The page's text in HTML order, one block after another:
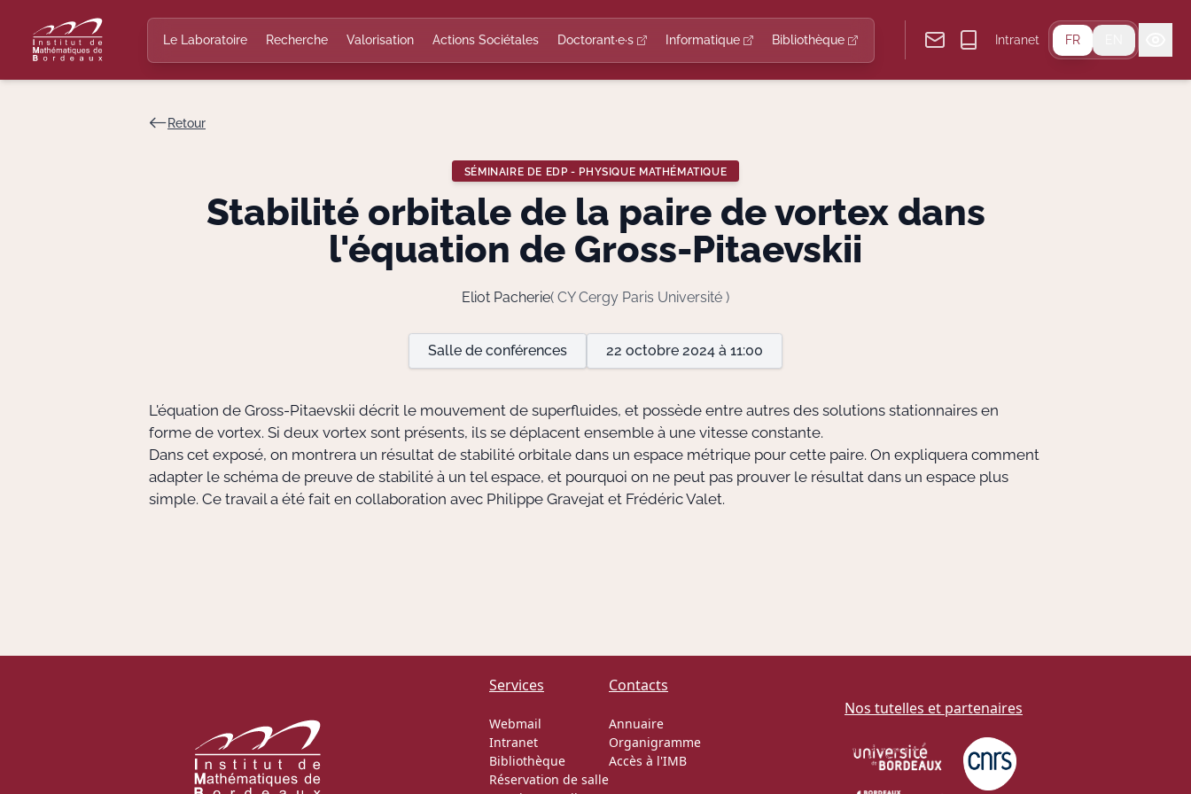
Le Laboratoire Recherche Valorisation Actions Sociétales Doctorant·e·s Informatique Bibliothèque Intranet FR
Retour
SÉMINAIRE DE EDP - PHYSIQUE MATHÉMATIQUE
Stabilité orbitale de la paire de vortex dans
l'équation de Gross-Pitaevskii
Eliot Pacherie( CY Cergy Paris Université )
Salle de conférences 22 octobre 2024 à 11:00
L'équation de Gross-Pitaevskii décrit le mouvement de superfluides, et possède entre autres des solutions stationnaires en
forme de vortex. Si deux vortex sont présents, ils se déplacent ensemble à une vitesse constante.
Dans cet exposé, on montrera un résultat de stabilité orbitale dans un espace métrique pour cette paire. On expliquera comment
adapter le schéma de preuve de stabilité à un tel espace, et pourquoi on ne peut pas prouver le résultat dans un espace plus
simple. Ce travail a été fait en collaboration avec Philippe Gravejat et Frédéric Valet.
Services
Webmail
Intranet
Bibliothèque
Réservation de salle
Contacts
Annuaire
Organigramme
Accès à l'IMB
Nos tutelles et partenaires